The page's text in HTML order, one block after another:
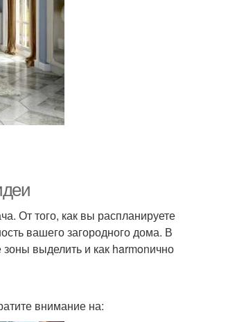
От того, как вы распланируете
вашего загородного дома. В
зоны выделить и как harmonично
внимание на: